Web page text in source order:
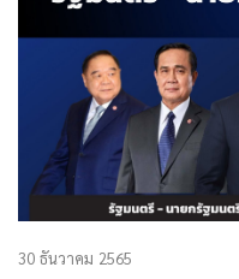
30 ธันวาคม 2565